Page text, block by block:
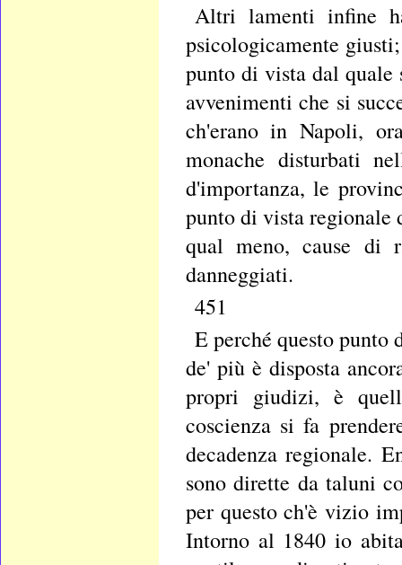
Altri lamenti infine
psicologicamente
punto di vista dal
avvenimenti che si
ch'erano in Napoli,
monache disturbati
d'importanza, le
punto di vista
qual meno, cause di
danneggiati.
451
E perché questo
de' più è disposta
propri giudizi, è
coscienza si fa
decadenza regionale.
sono dirette da taluni
per questo ch'è vizio
Intorno al 1840 io